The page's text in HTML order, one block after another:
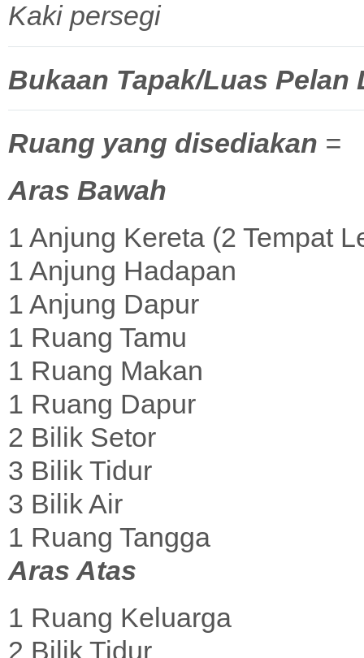
Kaki persegi
Bukaan Tapak/Luas Pelan
Ruang yang disediakan =
Aras Bawah
1 Anjung Kereta (2 Tempat
1 Anjung Hadapan
1 Anjung Dapur
1 Ruang Tamu
1 Ruang Makan
1 Ruang Dapur
2 Bilik Setor
3 Bilik Tidur
3 Bilik Air
1 Ruang Tangga
Aras Atas
1 Ruang Keluarga
2 Bilik Tidur